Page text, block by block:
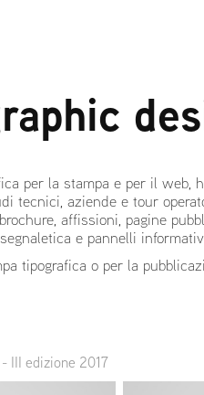
per la stampa e per il web,
tecnici, aziende e tour
affissioni, pagine
e pannelli
tipografica o per la
III edizione 2017